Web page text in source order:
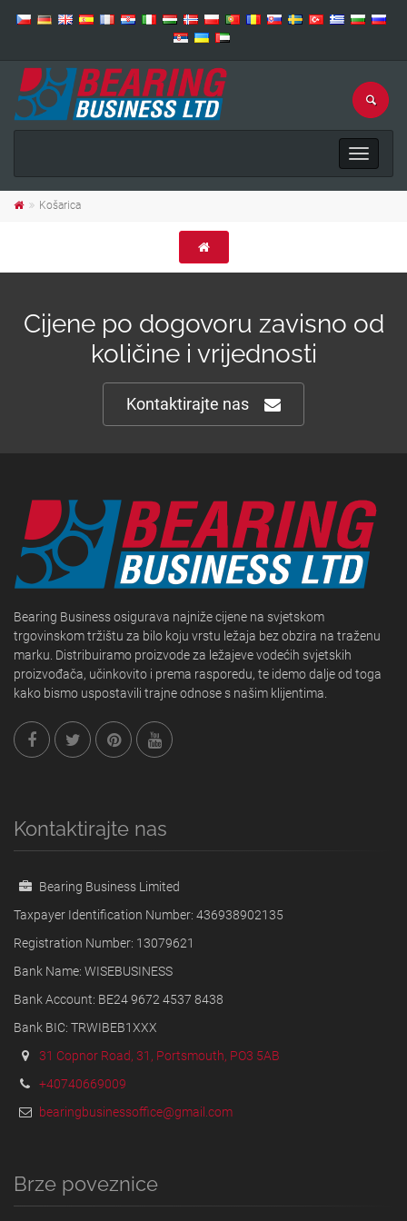
Toggle
Košarica
Cijene po dogovoru zavisno od
količine i vrijednosti
Kontaktirajte nas
Bearing Business osigurava najniže cijene na svjetskom
trgovinskom tržištu za bilo koju vrstu ležaja bez obzira na traženu
marku. Distribuiramo proizvode za ležajeve vodećih svjetskih
proizvođača, učinkovito i prema rasporedu, te idemo dalje od toga
kako bismo uspostavili trajne odnose s našim klijentima.
Kontaktirajte nas
Bearing Business Limited
Taxpayer Identification Number: 436938902135
Registration Number: 13079621
Bank Name: WISEBUSINESS
Bank Account: BE24 9672 4537 8438
Bank BIC: TRWIBEB1XXX
31 Copnor Road, 31, Portsmouth, PO3 5AB
+40740669009
bearingbusinessoffice@gmail.com
Brze poveznice